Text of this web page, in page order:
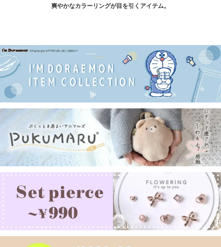
爽やかなカラーリングが目を引くアイテム。